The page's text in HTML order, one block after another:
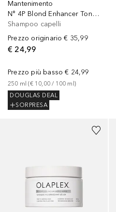
Mantenimento
N° 4P Blond Enhancer Toning Shampoo
Shampoo capelli
Prezzo originario € 35,99
€ 24,99
Prezzo più basso € 24,99
250 ml (€ 10,00 / 100 ml)
DOUGLAS DEAL
SORPRESA